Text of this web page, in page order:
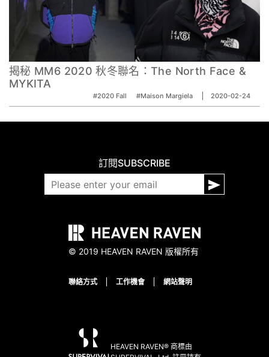
揭秘 MM6 2020 秋冬聯名：The North Face &
MYKITA
#2020 Fall #Maison Margiela 2020-02-24
訂閱SUBSCRIBE
© 2019 HEAVEN RAVEN 版權所有
聯絡方式 工作機會 網站聲明
HEAVEN RAVEN® 商標由